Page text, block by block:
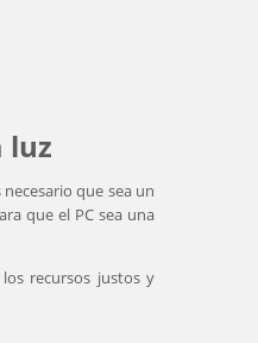
luz
que sea un
que el PC sea una
recursos justos y